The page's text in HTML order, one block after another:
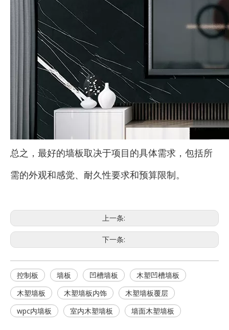
总之，最好的墙板取决于项目的具体需求，包括所
需的外观和感觉、耐久性要求和预算限制。
上一条:
下一条:
控制板 墙板 凹槽墙板
木塑凹槽墙板
木塑墙板
木塑墙板内饰
木塑墙板覆层
wpc内墙板
室内木塑墙板 墙面木塑墙板